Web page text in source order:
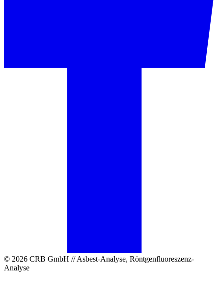
© 2026 CRB GmbH // Asbest-Analyse, Röntgenfluoreszenz-
Analyse